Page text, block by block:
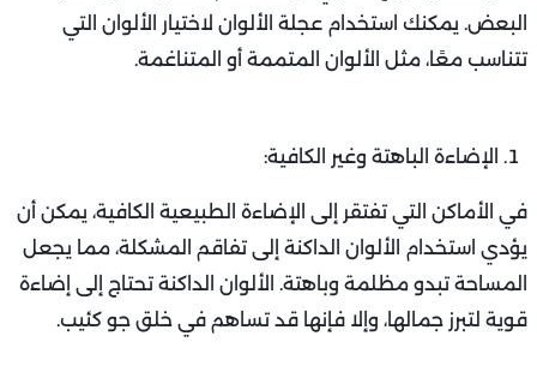
البعض. يمكنك استخدام عجلة الألوان لاختيار الألوان التي
تتناسب معًا، مثل الألوان المتممة أو المتناغمة.
الإضاءة الباهتة وغير الكافية:
في الأماكن التي تفتقر إلى الإضاءة الطبيعية الكافية، يمكن أن
يؤدي استخدام الألوان الداكنة إلى تفاقم المشكلة، مما يجعل
المساحة تبدو مظلمة وباهتة. الألوان الداكنة تحتاج إلى إضاءة
قوية لتبرز جمالها، وإلا فإنها قد تساهم في خلق جو كئيب.